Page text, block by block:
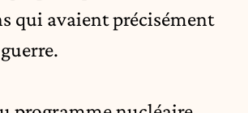
qui avaient précisément